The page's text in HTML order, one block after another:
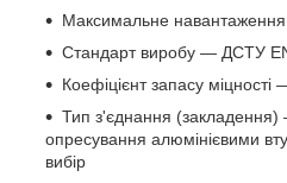
Максимальне
Стандарт виробу — ДСТУ
Коефіцієнт запасу міцності
Тип з'єднання
опресування алюмінієвими
вибір